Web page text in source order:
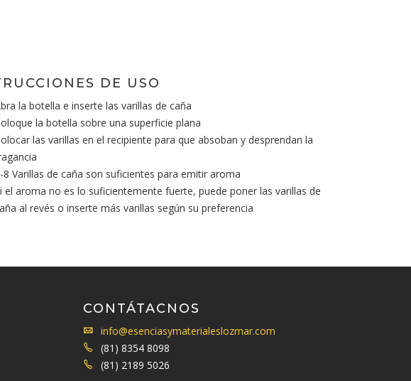
DE USO
la botella e inserte las varillas de caña
la botella sobre una superficie plana
las varillas en el recipiente para que absoban y desprendan la
8 Varillas de caña son suficientes para emitir aroma
el aroma no es lo suficientemente fuerte, puede poner las varillas de
al revés o inserte más varillas según su preferencia
CONTÁTACNOS
info@esenciasymaterialeslozmar.com
(81) 8354 8098
(81) 2189 5026